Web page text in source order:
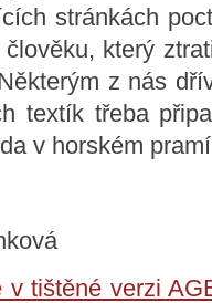
stránkách
který
z nás
textík třeba
v horském
v tištěné verzi